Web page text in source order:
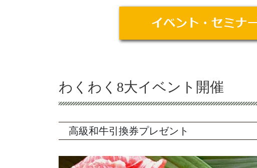
わくわく8大イベント開催
高級和牛引換券プレゼント